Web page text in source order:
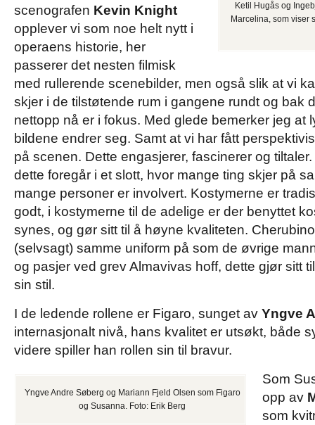
Ketil Hugås og
Marcelina, som viser
scenografen Kevin Knight
opplever vi som noe helt nytt i
operaens historie, her
passerer det nesten filmisk
med rullerende scenebilder, men også slik at vi
skjer i de tilstøtende rum i gangene rundt og bak
nettopp nå er i fokus. Med glede bemerker jeg at
bildene endrer seg. Samt at vi har fått
på scenen. Dette engasjerer, fascinerer og
dette foregår i et slott, hvor mange ting skjer på
mange personer er involvert. Kostymerne er
godt, i kostymerne til de adelige er der benyttet
synes, og gør sitt til å høyne kvaliteten.
(selvsagt) samme uniform på som de øvrige
og pasjer ved grev Almavivas hoff, dette gjør sitt
sin stil.
I de ledende rollene er Figaro, sunget av Yngve
internasjonalt nivå, hans kvalitet er utsøkt, både
videre spiller han rollen sin til bravur.
Yngve Andre Søberg og Mariann Fjeld Olsen som Figaro
og Susanna. Foto: Erik Berg
Som
opp av
som